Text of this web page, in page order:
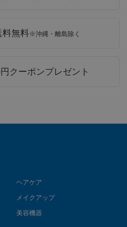
料無料※沖縄・離島除く
クーポンプレゼント
ヘアケア
メイクアップ
美容機器